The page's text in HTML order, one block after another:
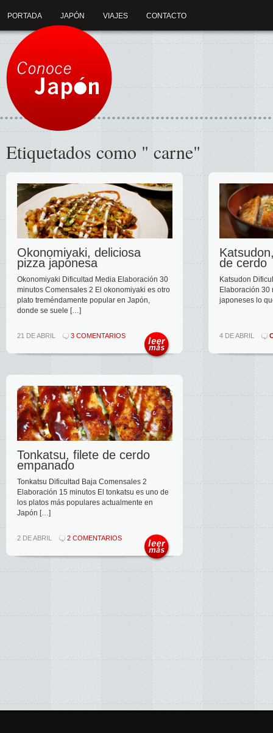
PORTADA JAPÓN VIAJES CONTACTO
Etiquetados como " carne"
Okonomiyaki, deliciosa
pizza japonesa
Okonomiyaki Dificultad Media Elaboración 30
minutos Comensales 2 El okonomiyaki es otro
plato treméndamente popular en Japón,
donde se suele […]
21 DE ABRIL 3 COMENTARIOS
de cerdo
Katsudon
Elaboración 30
japoneses lo
4 DE ABRIL
Tonkatsu, filete de cerdo
empanado
Tonkatsu Dificultad Baja Comensales 2
Elaboración 15 minutos El tonkatsu es uno de
los platos más populares actualmente en
Japón […]
2 DE ABRIL 2 COMENTARIOS